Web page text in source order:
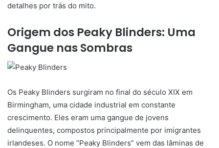
detalhes por trás do mito.
Origem dos Peaky Blinders: Uma
Gangue nas Sombras
Os Peaky Blinders surgiram no final do século XIX em
Birmingham, uma cidade industrial em constante
crescimento. Eles eram uma gangue de jovens
delinquentes, compostos principalmente por imigrantes
irlandeses. O nome “Peaky Blinders” vem das lâminas de